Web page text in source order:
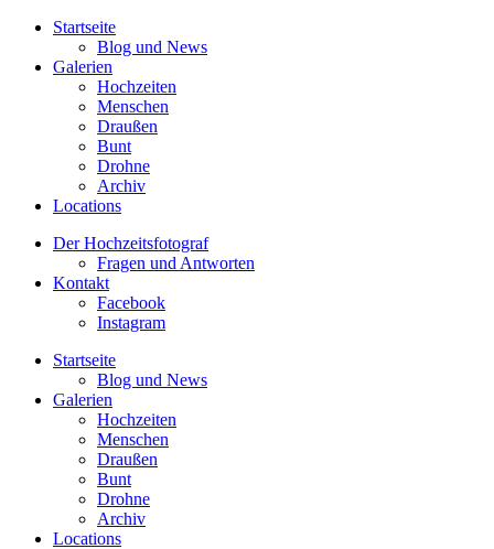
Startseite
Blog und News
Galerien
Hochzeiten
Menschen
Draußen
Bunt
Drohne
Archiv
Locations
Der Hochzeitsfotograf
Fragen und Antworten
Kontakt
Facebook
Instagram
Startseite
Blog und News
Galerien
Hochzeiten
Menschen
Draußen
Bunt
Drohne
Archiv
Locations